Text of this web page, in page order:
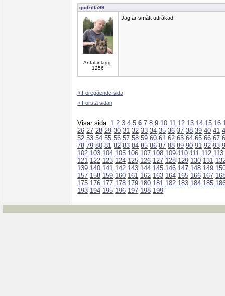
godzilla99
Antal inlägg:
1256
Jag är smått uttråkad
« Föregående sida
« Första sidan
Visar sida: 1 2 3 4 5 6 7 8 9 10 11 12 13 14 15 16
26 27 28 29 30 31 32 33 34 35 36 37 38 39 40 41
52 53 54 55 56 57 58 59 60 61 62 63 64 65 66 67
78 79 80 81 82 83 84 85 86 87 88 89 90 91 92 93
102 103 104 105 106 107 108 109 110 111 112 113
121 122 123 124 125 126 127 128 129 130 131
139 140 141 142 143 144 145 146 147 148 149
157 158 159 160 161 162 163 164 165 166 167
175 176 177 178 179 180 181 182 183 184 185
193 194 195 196 197 198 199